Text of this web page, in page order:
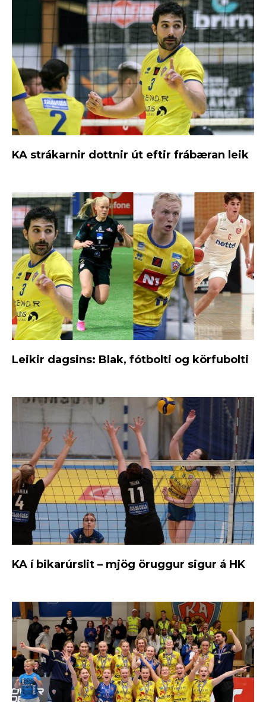
KA strákarnir dottnir út eftir frábæran leik
Leikir dagsins: Blak, fótbolti og körfubolti
KA í bikarúrslit – mjög öruggur sigur á HK